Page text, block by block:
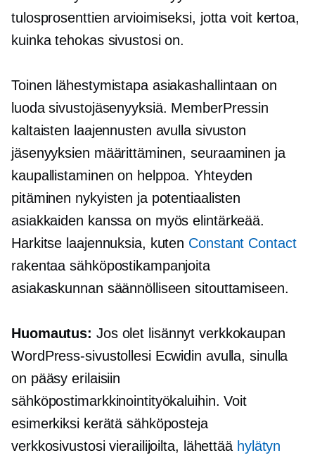
tulosprosenttien arvioimiseksi, jotta voit kertoa,
kuinka tehokas sivustosi on.
Toinen lähestymistapa asiakashallintaan on
luoda sivustojäsenyyksiä. MemberPressin
kaltaisten laajennusten avulla sivuston
jäsenyyksien määrittäminen, seuraaminen ja
kaupallistaminen on helppoa. Yhteyden
pitäminen nykyisten ja potentiaalisten
asiakkaiden kanssa on myös elintärkeää.
Harkitse laajennuksia, kuten Constant Contact
rakentaa sähköpostikampanjoita
asiakaskunnan säännölliseen sitouttamiseen.
Huomautus: Jos olet lisännyt verkkokaupan
WordPress-sivustollesi Ecwidin avulla, sinulla
on pääsy erilaisiin
sähköpostimarkkinointityökaluihin. Voit
esimerkiksi kerätä sähköposteja
verkkosivustosi vierailijoilta, lähettää hylätyn